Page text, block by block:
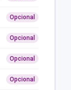
Opcional
Opcional
Opcional
Opcional